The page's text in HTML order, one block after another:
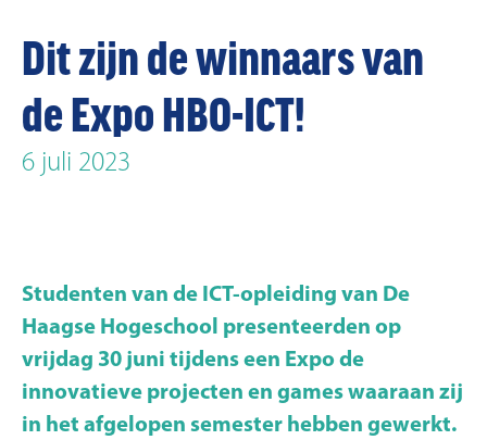
Dit zijn de winnaars van
de Expo HBO-ICT!
6 juli 2023
Studenten van de ICT-opleiding van De
Haagse Hogeschool presenteerden op
vrijdag 30 juni tijdens een Expo de
innovatieve projecten en games waaraan zij
in het afgelopen semester hebben gewerkt.